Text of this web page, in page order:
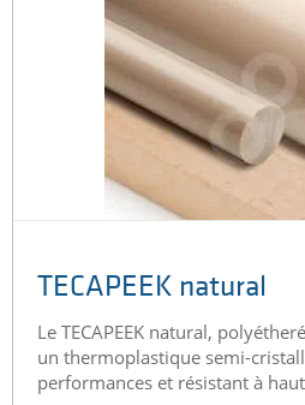
TECAPEEK natural
Le TECAPEEK natural,
un thermoplastique semi-
performances et résistant à